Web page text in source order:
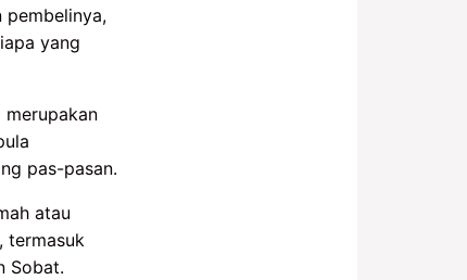
pembelinya,
yang
merupakan
pas-pasan.
atau
termasuk
Sobat.